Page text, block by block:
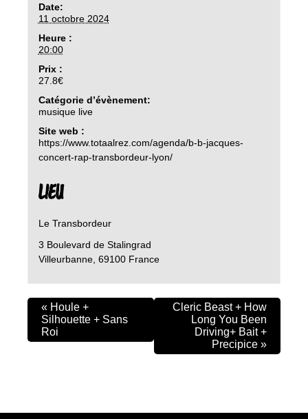
Date:
11 octobre 2024
Heure :
20:00
Prix :
27.8€
Catégorie d’évènement:
musique live
Site web :
https://www.totaalrez.com/agenda/b-b-jacques-
concert-rap-transbordeur-lyon/
LIEU
Le Transbordeur
3 Boulevard de Stalingrad
Villeurbanne, 69100 France
« Houle +
Silhouette + Sans
Roi
Cleric Beast + How
Long You Been
Driving+ Bait +
Precipice »